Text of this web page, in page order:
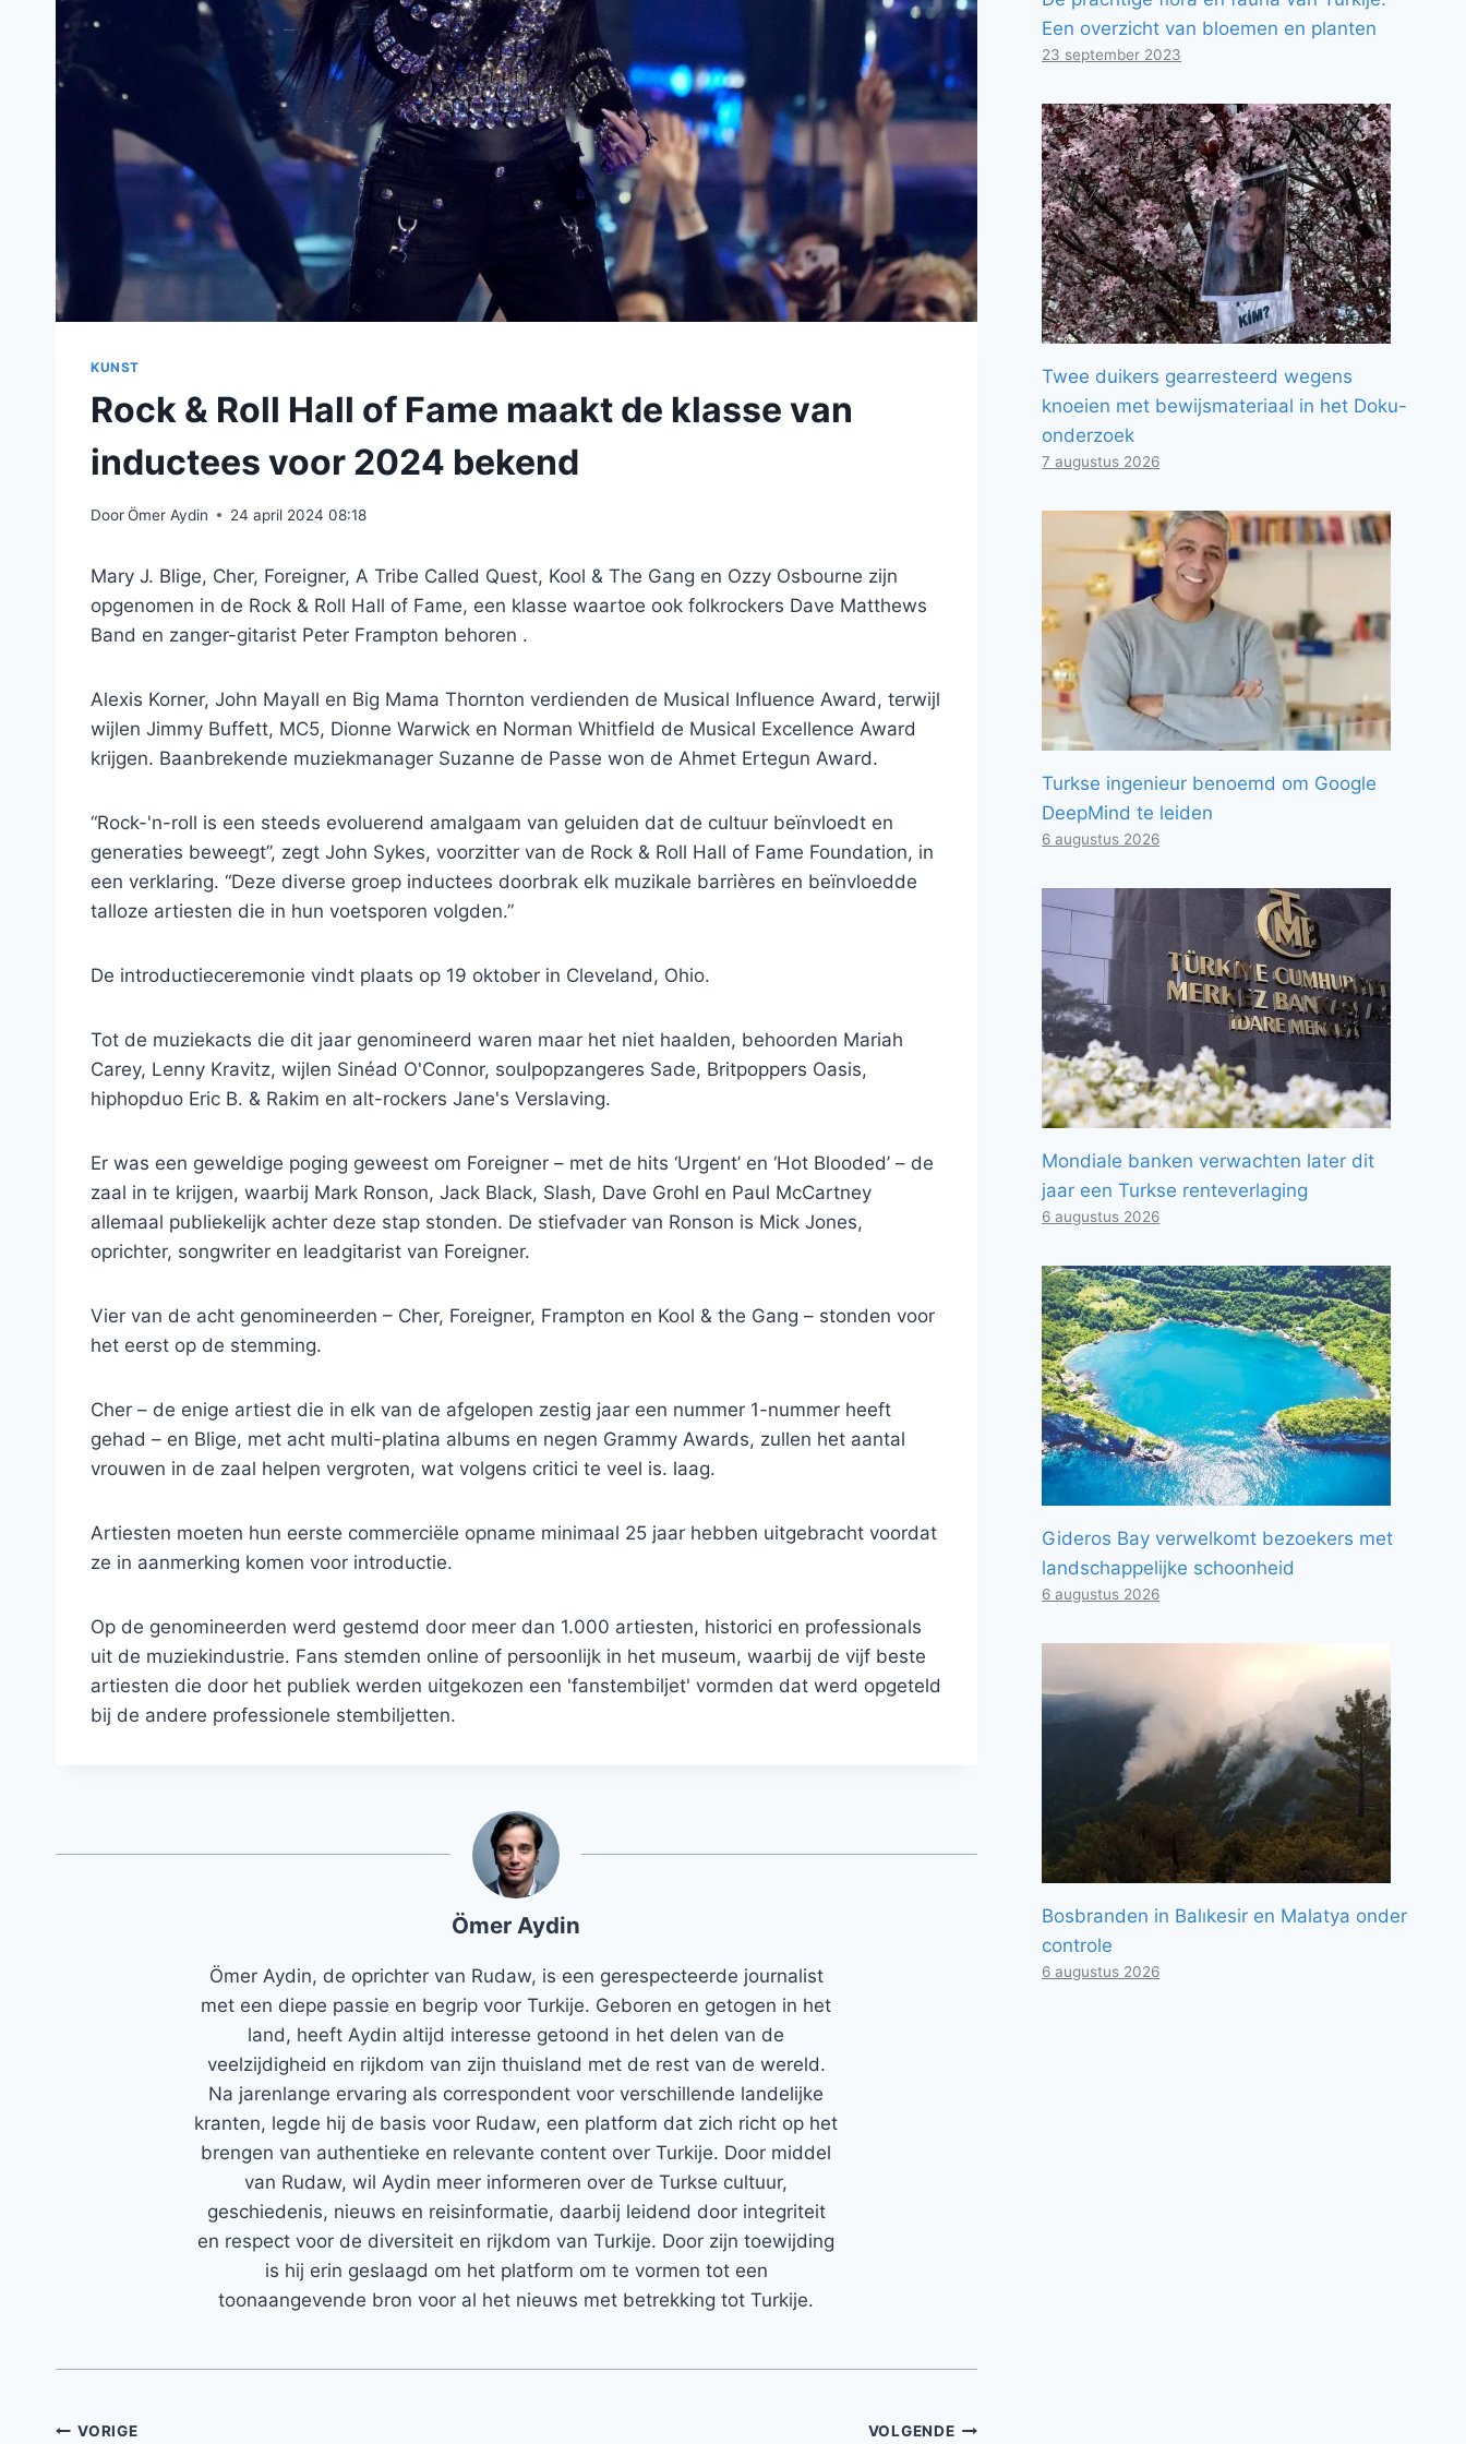
KUNST
Rock & Roll Hall of Fame maakt de klasse van
inductees voor 2024 bekend
DoorÖmer Aydin 24 april 2024 08:18
Mary J. Blige, Cher, Foreigner, A Tribe Called Quest, Kool & The Gang en Ozzy Osbourne zijn
opgenomen in de Rock & Roll Hall of Fame, een klasse waartoe ook folkrockers Dave Matthews
Band en zanger-gitarist Peter Frampton behoren .
Alexis Korner, John Mayall en Big Mama Thornton verdienden de Musical Influence Award, terwijl
wijlen Jimmy Buffett, MC5, Dionne Warwick en Norman Whitfield de Musical Excellence Award
krijgen. Baanbrekende muziekmanager Suzanne de Passe won de Ahmet Ertegun Award.
“Rock-'n-roll is een steeds evoluerend amalgaam van geluiden dat de cultuur beïnvloedt en
generaties beweegt”, zegt John Sykes, voorzitter van de Rock & Roll Hall of Fame Foundation, in
een verklaring. “Deze diverse groep inductees doorbrak elk muzikale barrières en beïnvloedde
talloze artiesten die in hun voetsporen volgden.”
De introductieceremonie vindt plaats op 19 oktober in Cleveland, Ohio.
Tot de muziekacts die dit jaar genomineerd waren maar het niet haalden, behoorden Mariah
Carey, Lenny Kravitz, wijlen Sinéad O'Connor, soulpopzangeres Sade, Britpoppers Oasis,
hiphopduo Eric B. & Rakim en alt-rockers Jane's Verslaving.
Er was een geweldige poging geweest om Foreigner – met de hits ‘Urgent’ en ‘Hot Blooded’ – de
zaal in te krijgen, waarbij Mark Ronson, Jack Black, Slash, Dave Grohl en Paul McCartney
allemaal publiekelijk achter deze stap stonden. De stiefvader van Ronson is Mick Jones,
oprichter, songwriter en leadgitarist van Foreigner.
Vier van de acht genomineerden – Cher, Foreigner, Frampton en Kool & the Gang – stonden voor
het eerst op de stemming.
Cher – de enige artiest die in elk van de afgelopen zestig jaar een nummer 1-nummer heeft
gehad – en Blige, met acht multi-platina albums en negen Grammy Awards, zullen het aantal
vrouwen in de zaal helpen vergroten, wat volgens critici te veel is. laag.
Artiesten moeten hun eerste commerciële opname minimaal 25 jaar hebben uitgebracht voordat
ze in aanmerking komen voor introductie.
Op de genomineerden werd gestemd door meer dan 1.000 artiesten, historici en professionals
uit de muziekindustrie. Fans stemden online of persoonlijk in het museum, waarbij de vijf beste
artiesten die door het publiek werden uitgekozen een 'fanstembiljet' vormden dat werd opgeteld
bij de andere professionele stembiljetten.
Ömer Aydin
Ömer Aydin, de oprichter van Rudaw, is een gerespecteerde journalist
met een diepe passie en begrip voor Turkije. Geboren en getogen in het
land, heeft Aydin altijd interesse getoond in het delen van de
veelzijdigheid en rijkdom van zijn thuisland met de rest van de wereld.
Na jarenlange ervaring als correspondent voor verschillende landelijke
kranten, legde hij de basis voor Rudaw, een platform dat zich richt op het
brengen van authentieke en relevante content over Turkije. Door middel
van Rudaw, wil Aydin meer informeren over de Turkse cultuur,
geschiedenis, nieuws en reisinformatie, daarbij leidend door integriteit
en respect voor de diversiteit en rijkdom van Turkije. Door zijn toewijding
is hij erin geslaagd om het platform om te vormen tot een
toonaangevende bron voor al het nieuws met betrekking tot Turkije.
VORIGE VOLGENDE
Een overzicht van bloemen en planten
23 september 2023
Twee duikers gearresteerd wegens
knoeien met bewijsmateriaal in het Doku-
onderzoek
7 augustus 2026
Turkse ingenieur benoemd om Google
DeepMind te leiden
6 augustus 2026
Mondiale banken verwachten later dit
jaar een Turkse renteverlaging
6 augustus 2026
Gideros Bay verwelkomt bezoekers met
landschappelijke schoonheid
6 augustus 2026
Bosbranden in Balıkesir en Malatya onder
controle
6 augustus 2026